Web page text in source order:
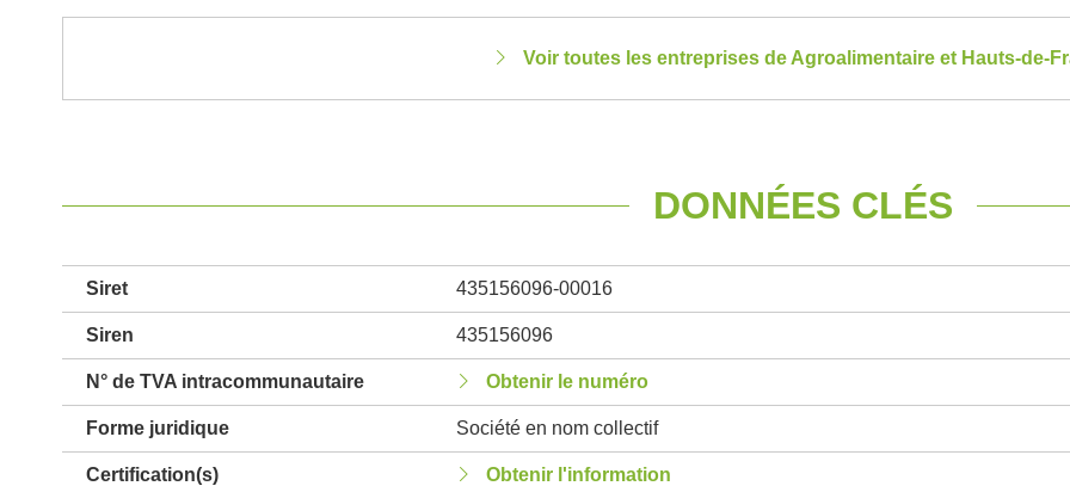
Voir toutes les entreprises de Agroalimentaire et Hauts-de-
DONNÉES CLÉS
Siret 435156096-00016
Siren 435156096
N° de TVA intracommunautaire Obtenir le numéro
Forme juridique Société en nom collectif
Certification(s) Obtenir l'information